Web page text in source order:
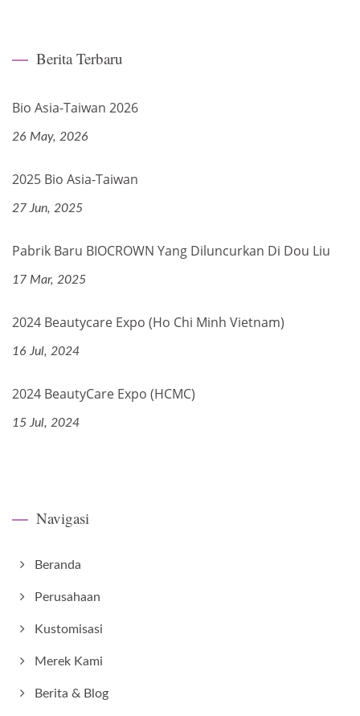
Berita Terbaru
Bio Asia-Taiwan 2026
26 May, 2026
2025 Bio Asia-Taiwan
27 Jun, 2025
Pabrik Baru BIOCROWN Yang Diluncurkan Di Dou Liu
17 Mar, 2025
2024 Beautycare Expo (Ho Chi Minh Vietnam)
16 Jul, 2024
2024 BeautyCare Expo (HCMC)
15 Jul, 2024
Navigasi
Beranda
Perusahaan
Kustomisasi
Merek Kami
Berita & Blog